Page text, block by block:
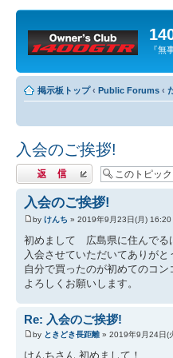
『無
掲示板トップ ‹ Public Forums ‹
入会のご挨拶!
返信する
入会のご挨拶!
by けんち » 2019年9月23日(月) 16:20
初めまして 広島県に住んでる
入会させていただいてありがと
自分で買ったのが初めてのコ
よろしくお願いします。
Re: 入会のご挨拶!
by ときどき長距離 » 2019年9月24日(
けんちさん 初めまして！